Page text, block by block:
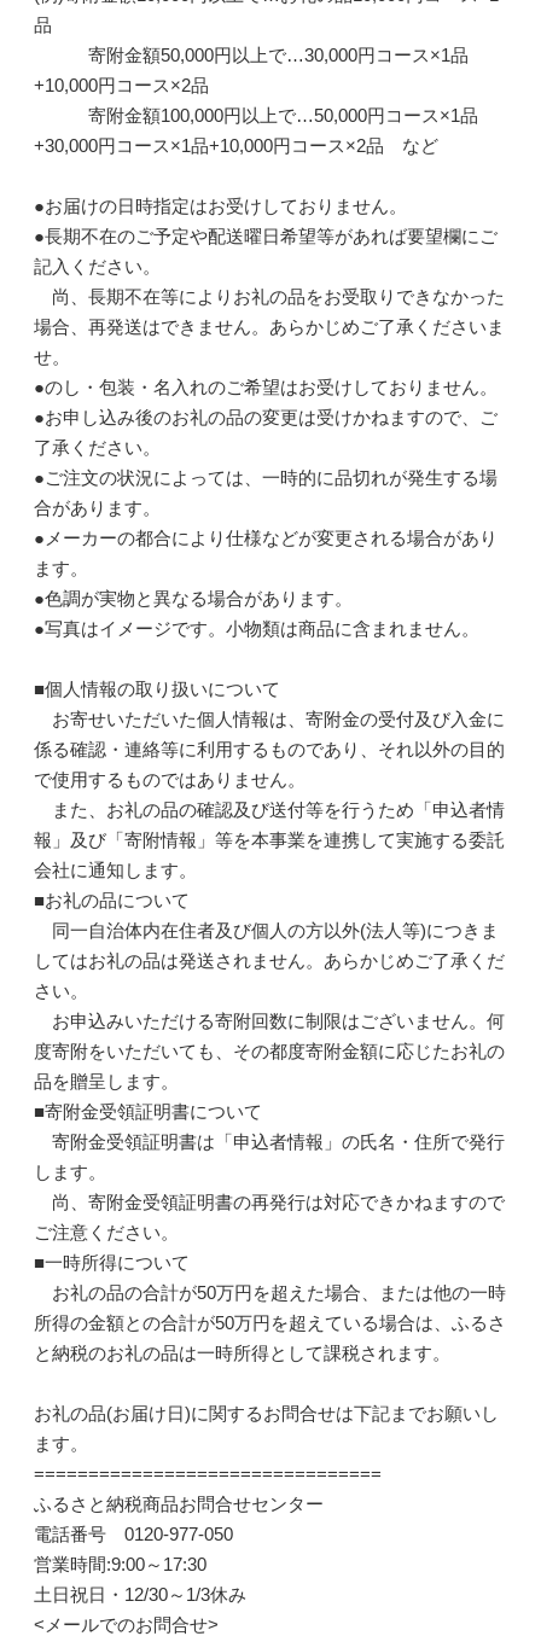
品
寄附金額50,000円以上で…30,000円コース×1品
+10,000円コース×2品
寄附金額100,000円以上で…50,000円コース×1品
+30,000円コース×1品+10,000円コース×2品 など
●お届けの日時指定はお受けしておりません。
●長期不在のご予定や配送曜日希望等があれば要望欄にご
記入ください。
尚、長期不在等によりお礼の品をお受取りできなかった
場合、再発送はできません。あらかじめご了承くださいま
せ。
●のし・包装・名入れのご希望はお受けしておりません。
●お申し込み後のお礼の品の変更は受けかねますので、ご
了承ください。
●ご注文の状況によっては、一時的に品切れが発生する場
合があります。
●メーカーの都合により仕様などが変更される場合があり
ます。
●色調が実物と異なる場合があります。
●写真はイメージです。小物類は商品に含まれません。
■個人情報の取り扱いについて
お寄せいただいた個人情報は、寄附金の受付及び入金に
係る確認・連絡等に利用するものであり、それ以外の目的
で使用するものではありません。
また、お礼の品の確認及び送付等を行うため「申込者情
報」及び「寄附情報」等を本事業を連携して実施する委託
会社に通知します。
■お礼の品について
同一自治体内在住者及び個人の方以外(法人等)につきま
してはお礼の品は発送されません。あらかじめご了承くだ
さい。
お申込みいただける寄附回数に制限はございません。何
度寄附をいただいても、その都度寄附金額に応じたお礼の
品を贈呈します。
■寄附金受領証明書について
寄附金受領証明書は「申込者情報」の氏名・住所で発行
します。
尚、寄附金受領証明書の再発行は対応できかねますので
ご注意ください。
■一時所得について
お礼の品の合計が50万円を超えた場合、または他の一時
所得の金額との合計が50万円を超えている場合は、ふるさ
と納税のお礼の品は一時所得として課税されます。
お礼の品(お届け日)に関するお問合せは下記までお願いし
ます。
================================
ふるさと納税商品お問合せセンター
電話番号 0120-977-050
営業時間:9:00～17:30
土日祝日・12/30～1/3休み
<メールでのお問合せ>